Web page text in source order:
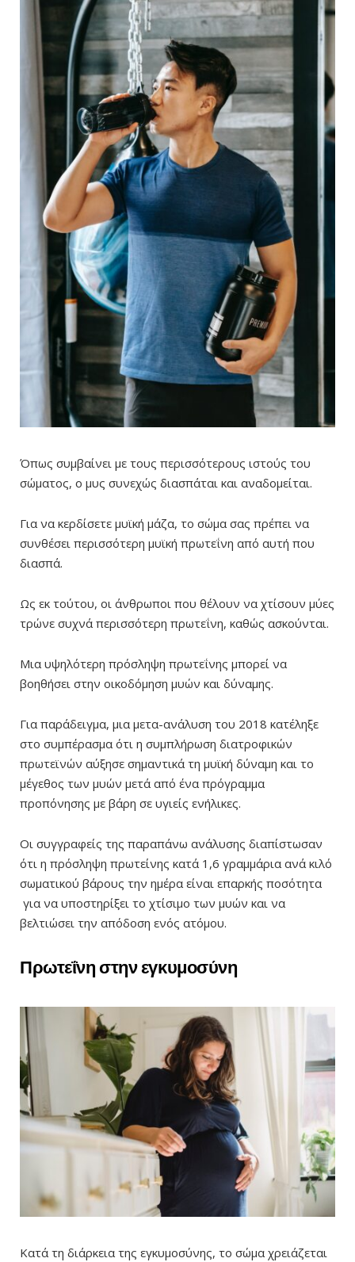
Όπως συμβαίνει με τους περισσότερους ιστούς του
σώματος, ο μυς συνεχώς διασπάται και αναδομείται.
Για να κερδίσετε μυϊκή μάζα, το σώμα σας πρέπει να
συνθέσει περισσότερη μυϊκή πρωτεΐνη από αυτή που
διασπά.
Ως εκ τούτου, οι άνθρωποι που θέλουν να χτίσουν μύες
τρώνε συχνά περισσότερη πρωτεΐνη, καθώς ασκούνται.
Μια υψηλότερη πρόσληψη πρωτεΐνης μπορεί να
βοηθήσει στην οικοδόμηση μυών και δύναμης.
Για παράδειγμα, μια μετα-ανάλυση του 2018 κατέληξε
στο συμπέρασμα ότι η συμπλήρωση διατροφικών
πρωτεϊνών αύξησε σημαντικά τη μυϊκή δύναμη και το
μέγεθος των μυών μετά από ένα πρόγραμμα
προπόνησης με βάρη σε υγιείς ενήλικες.
Οι συγγραφείς της παραπάνω ανάλυσης διαπίστωσαν
ότι η πρόσληψη πρωτείνης κατά 1,6 γραμμάρια ανά κιλό
σωματικού βάρους την ημέρα είναι επαρκής ποσότητα
για να υποστηρίξει το χτίσιμο των μυών και να
βελτιώσει την απόδοση ενός ατόμου.
Πρωτεΐνη στην εγκυμοσύνη
Κατά τη διάρκεια της εγκυμοσύνης, το σώμα χρειάζεται